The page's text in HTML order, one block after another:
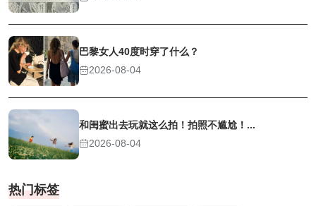
巴黎女人40度时穿了什么？
2026-08-04
和闺蜜出去玩就这么拍！拍照不尴尬！...
2026-08-04
热门标签